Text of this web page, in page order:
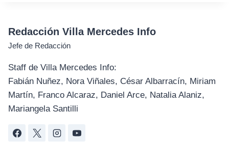
Redacción Villa Mercedes Info
Jefe de Redacción
Staff de Villa Mercedes Info:
Fabián Nuñez, Nora Viñales, César Albarracín, Miriam
Martín, Franco Alcaraz, Daniel Arce, Natalia Alaniz,
Mariangela Santilli